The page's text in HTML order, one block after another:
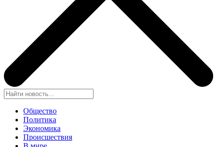
Общество
Политика
Экономика
Происшествия